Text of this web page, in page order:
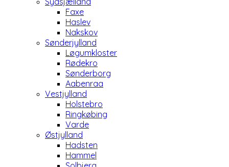
Faxe
Haslev
Nakskov
Sønderjylland
Løgumkloster
Rødekro
Sønderborg
Aabenraa
Vestjylland
Holstebro
Ringkøbing
Varde
Østjylland
Hadsten
Hammel